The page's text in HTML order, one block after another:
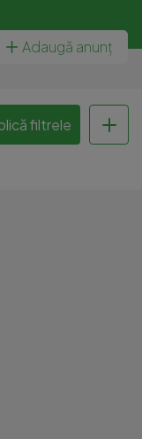
Adaugă anunț
filtrele